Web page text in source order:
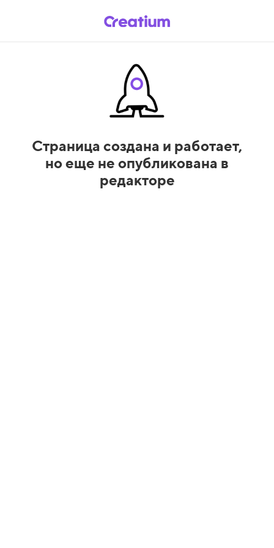
Страница создана и работает,
но еще не опубликована в
редакторе